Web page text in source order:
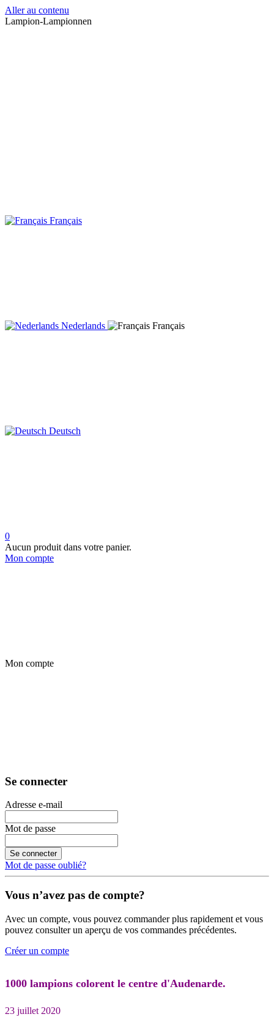
Aller au contenu
Lampion-Lampionnen
Français
Nederlands Français
Deutsch
0
Aucun produit dans votre panier.
Mon compte
Mon compte
Se connecter
Adresse e-mail
Mot de passe
Se connecter
Mot de passe oublié?
Vous n’avez pas de compte?
Avec un compte, vous pouvez commander plus rapidement et vous
pouvez consulter un aperçu de vos commandes précédentes.
Créer un compte
1000 lampions colorent le centre d'Audenarde.
23 juillet 2020